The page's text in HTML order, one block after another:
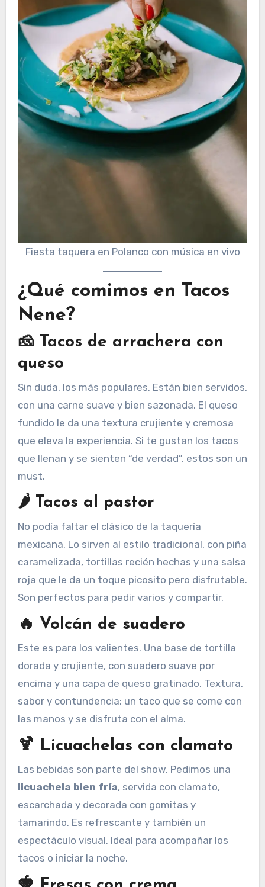
Fiesta taquera en Polanco con música en vivo
¿Qué comimos en Tacos
Nene?
🧀 Tacos de arrachera con
queso
Sin duda, los más populares. Están bien servidos,
con una carne suave y bien sazonada. El queso
fundido le da una textura crujiente y cremosa
que eleva la experiencia. Si te gustan los tacos
que llenan y se sienten “de verdad”, estos son un
must.
🌶️ Tacos al pastor
No podía faltar el clásico de la taquería
mexicana. Lo sirven al estilo tradicional, con piña
caramelizada, tortillas recién hechas y una salsa
roja que le da un toque picosito pero disfrutable.
Son perfectos para pedir varios y compartir.
🔥 Volcán de suadero
Este es para los valientes. Una base de tortilla
dorada y crujiente, con suadero suave por
encima y una capa de queso gratinado. Textura,
sabor y contundencia: un taco que se come con
las manos y se disfruta con el alma.
🍹 Licuachelas con clamato
Las bebidas son parte del show. Pedimos una
licuachela bien fría, servida con clamato,
escarchada y decorada con gomitas y
tamarindo. Es refrescante y también un
espectáculo visual. Ideal para acompañar los
tacos o iniciar la noche.